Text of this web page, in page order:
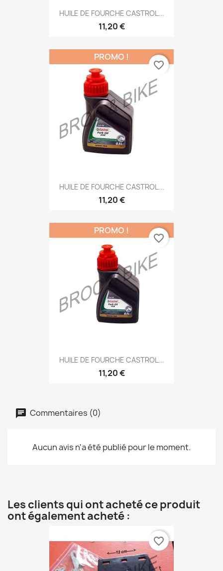
HUILE DE FOURCHE CASTROL...
11,20 €
HUILE DE FOURCHE CASTROL...
11,20 €
PROMO !
favorite_border
HUILE DE FOURCHE CASTROL...
11,20 €
PROMO !
favorite_border
Commentaires (0)
Aucun avis n'a été publié pour le moment.
Les clients qui ont acheté ce produit
ont également acheté :
favorite_border